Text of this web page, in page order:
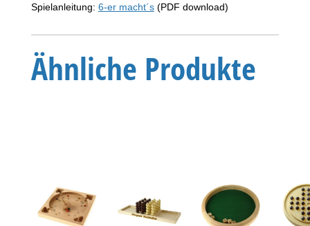
Spielanleitung: 6-er macht´s(PDF download)
Ähnliche Produkte